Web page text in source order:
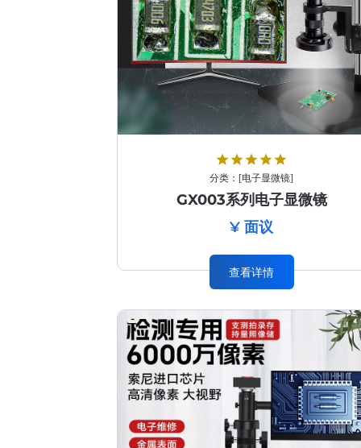
star star star star star
分类： [电子显微镜]
GX003系列电子显微镜
¥ 面议
查看详情